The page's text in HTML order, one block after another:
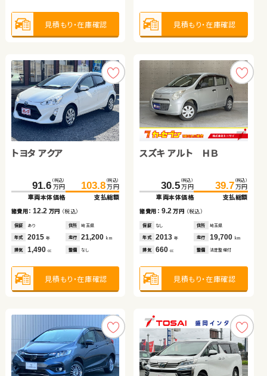
見積もり・在庫確認 見積もり・在庫確認
トヨタ アクア
91.6 （税込）
万円
車両本体価格
103.8 （税込）
万円
支払総額
諸費用：12.2 万円 （税込）
保証 あり 住所 埼玉県
年式 2015 年 走行 21,200 km
排気 1,490 cc 整備 なし
見積もり・在庫確認
スズキ アルト ＨＢ
30.5 （税込）
万円
車両本体価格
39.7 （税込）
万円
支払総額
諸費用： 9.2 万円 （税込）
保証 なし 住所 埼玉県
年式 2013年 走行 19,700 km
排気 660cc 整備 法定整備付
見積もり・在庫確認
見積もり・在庫確認 見積もり・在庫確認
日産 エクストレイル
147.8 （税込）
万円
車両本体価格
159.8 （税込）
万円
支払総額
諸費用：12.0 万円 （税込）
保証 あり 住所 埼玉県
年式 2018 年 走行 67,700 km
排気 2,000 cc 整備 法定整備付
見積もり・在庫確認
ホンダ フリード ハイブリ
55.0 （税込）
万円
車両本体価格
69.9 （税込）
万円
支払総額
諸費用： 14.9万円（税込）
保証 あり 住所 京都府
年式 2013年 走行 90,200 km
排気 1,500 整備 法定整備付
見積もり・在庫確認
見積もり・在庫確認 見積もり・在庫確認
スズキ スイフト
85.0 （税込）
万円
車両本体価格
96.2 （税込）
万円
支払総額
諸費用：11.2 万円 （税込）
保証 あり 住所 岡山県
年式 2017 年 走行 70,600 km
排気 1,200 cc 整備 法定整備付
見積もり・在庫確認
トヨタ ヴォクシー ハイブ
436.1 （税込）
万円
車両本体価格
445.6 （税込）
万円
支払総額
諸費用： 9.5 万円 （税込）
保証 あり 住所 福島県
年式 2023年 走行 9,800km
排気 1,800 整備 なし
見積もり・在庫確認
見積もり・在庫確認 見積もり・在庫確認